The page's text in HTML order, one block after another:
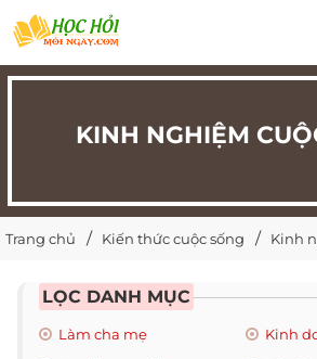
KINH NGHIỆM
Trang chủ Kiến thức cuộc sống Kinh
LỌC DANH MỤC
Làm cha mẹ
Kinh